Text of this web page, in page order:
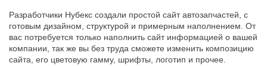
Разработчики Нубекс создали простой сайт автозапчастей, с
готовым дизайном, структурой и примерным наполнением. От
вас потребуется только наполнить сайт информацией о вашей
компании, так же вы без труда сможете изменить композицию
сайта, его цветовую гамму, шрифты, логотип и прочее.